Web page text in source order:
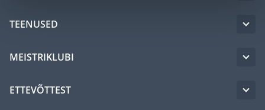
TEENUSED
MEISTRIKLUBI
ETTEVÕTTEST